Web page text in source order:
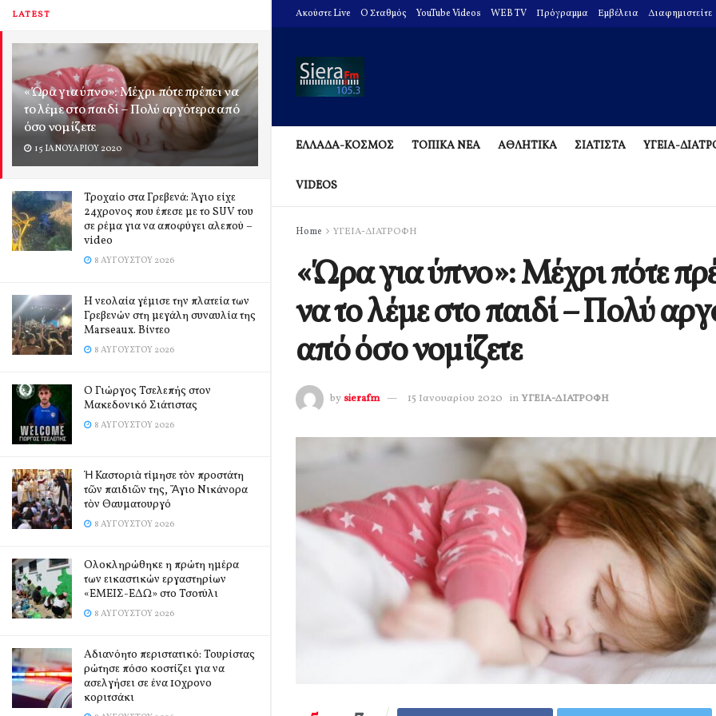
LATEST
«Ώρα για ύπνο»: Μέχρι πότε πρέπει να
το λέμε στο παιδί – Πολύ αργότερα από
όσο νομίζετε
15 ΙΑΝΟΥΑΡΊΟΥ 2020
Τροχαίο στα Γρεβενά: Άγιο είχε
24χρονος που έπεσε με το SUV του
σε ρέμα για να αποφύγει αλεπού –
video
8 ΑΥΓΟΎΣΤΟΥ 2026
Η νεολαία γέμισε την πλατεία των
Γρεβενών στη μεγάλη συναυλία της
Marseaux. Βίντεο
8 ΑΥΓΟΎΣΤΟΥ 2026
Ο Γιώργος Τσελεπής στον
Μακεδονικό Σιάτιστας
8 ΑΥΓΟΎΣΤΟΥ 2026
Ἡ Καστοριὰ τίμησε τὸν προστάτη
τῶν παιδιῶν της, Ἅγιο Νικάνορα
τὸν Θαυματουργό
8 ΑΥΓΟΎΣΤΟΥ 2026
Ολοκληρώθηκε η πρώτη ημέρα
των εικαστικών εργαστηρίων
«ΕΜΕΙΣ-ΕΔΩ» στο Τσοτύλι
8 ΑΥΓΟΎΣΤΟΥ 2026
Αδιανόητο περιστατικό: Τουρίστας
ρώτησε πόσο κοστίζει για να
ασελγήσει σε ένα 10χρονο
κοριτσάκι
Ακούστε Live O Σταθμός YouTube Videos WEB TV Πρόγραμμα Εμβέλεια Διαφημιστείτε
ΕΛΛΑΔΑ-ΚΟΣΜΟΣ ΤΟΠΙΚΑ ΝΕΑ ΑΘΛΗΤΙΚΑ ΣΙΑΤΙΣΤΑ ΥΓΕΙΑ-
VIDEOS
Home ΥΓΕΙΑ-ΔΙΑΤΡΟΦΗ
«Ώρα για ύπνο»: Μέχρι πότε
να το λέμε στο παιδί – Πολύ
από όσο νομίζετε
by sierafm 15 Ιανουαρίου 2020 in ΥΓΕΙΑ-ΔΙΑΤΡΟΦΗ